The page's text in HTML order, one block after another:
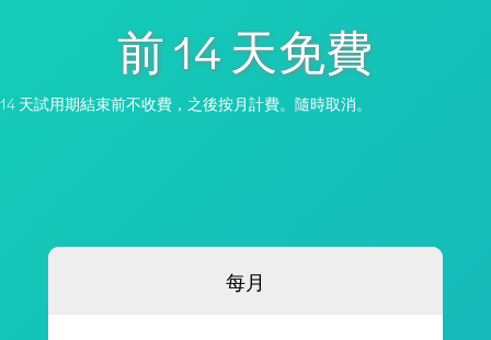
前 14 天免費
14 天試用期結束前不收費，之後按月計費。隨時取消。
每月